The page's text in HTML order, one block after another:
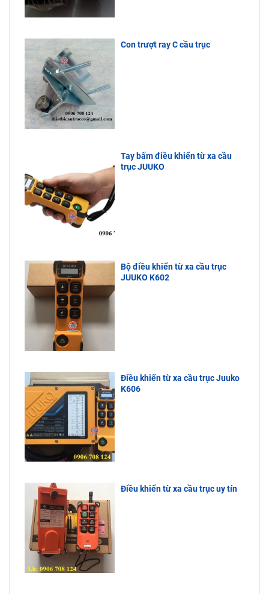
Con trượt ray C cầu trục
Tay bấm điều khiển từ xa cầu
trục JUUKO
Bộ điều khiển từ xa cầu trục
JUUKO K602
Điều khiển từ xa cầu trục Juuko
K606
Điều khiển từ xa cầu trục uy tín